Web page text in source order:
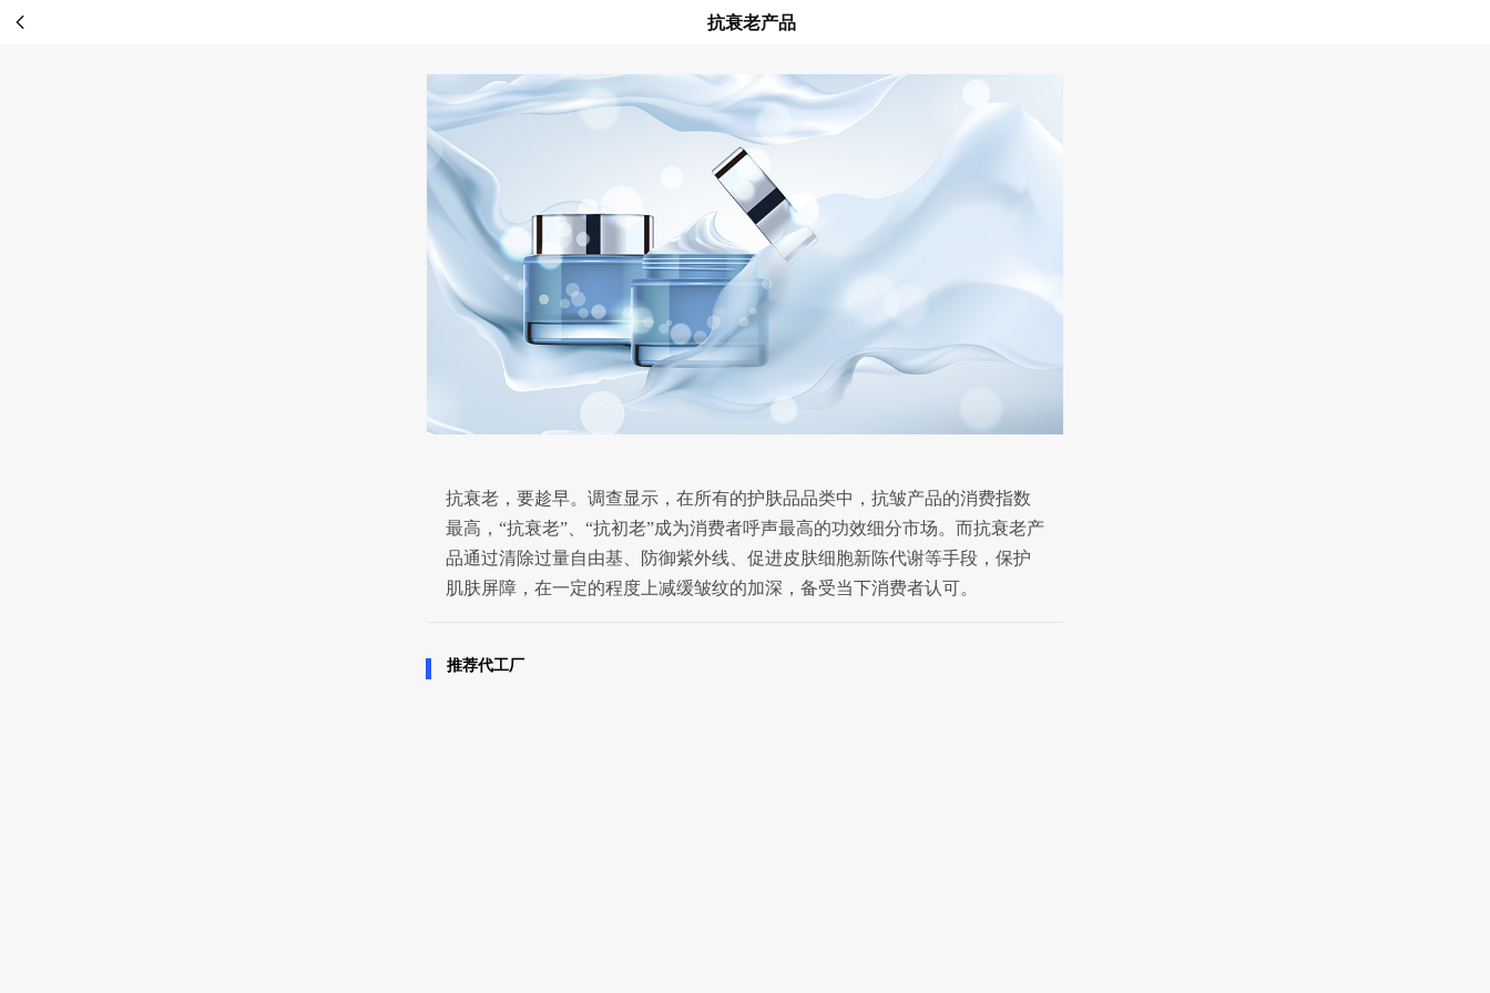
抗衰老产品
抗衰老，要趁早。调查显示，在所有的护肤品品类中，抗皱产品的消费指数
最高，“抗衰老”、“抗初老”成为消费者呼声最高的功效细分市场。而抗衰老产
品通过清除过量自由基、防御紫外线、促进皮肤细胞新陈代谢等手段，保护
肌肤屏障，在一定的程度上减缓皱纹的加深，备受当下消费者认可。
推荐代工厂